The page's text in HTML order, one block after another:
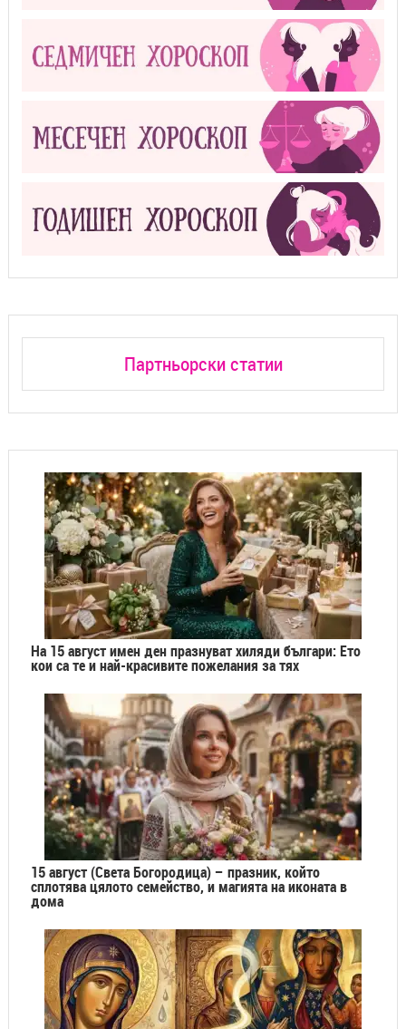
Партньорски статии
На 15 август имен ден празнуват хиляди българи: Ето
кои са те и най-красивите пожелания за тях
15 август (Света Богородица) – празник, който
сплотява цялото семейство, и магията на иконата в
дома